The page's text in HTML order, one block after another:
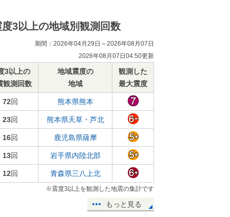
度3以上の地域別観測回数
期間：2026年04月29日～2026年08月07日
2026年08月07日04:50更新
3以上の
観測回数
地域震度の
地域
観測した
最大震度
72回 熊本県熊本
23回 熊本県天草・芦北
16回 鹿児島県薩摩
13回 岩手県内陸北部
12回 青森県三八上北
※震度3以上を観測した地震の集計です
もっと見る